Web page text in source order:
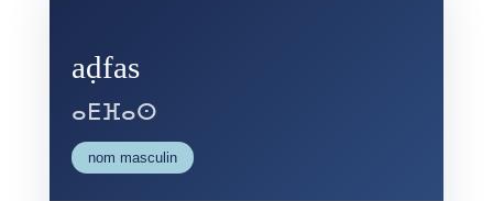
aḍfas
ⴰⴹⴼⴰⵙ
nom masculin